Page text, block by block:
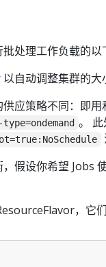
处理工作负载的以
以自动调整集群的大
应策略不同：即用
。
假设你希望 Jobs
，它